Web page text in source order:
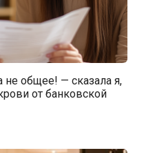
не общее! — сказала я,
от банковской